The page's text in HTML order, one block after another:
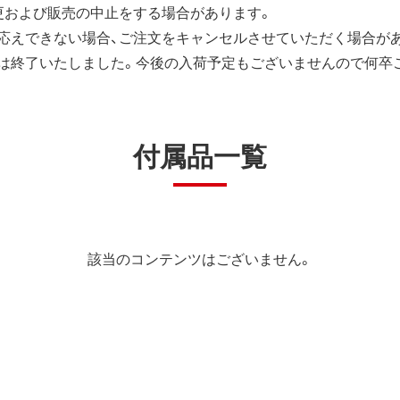
よび販売の中止をする場合があります。
できない場合、ご注文をキャンセルさせていただく場合が
了いたしました。今後の入荷予定もございませんので何卒
付属品一覧
該当のコンテンツはございません。